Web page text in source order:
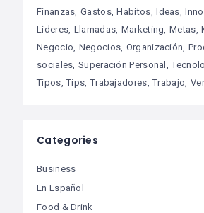
Finanzas Gastos Habitos Ideas
Lideres Llamadas Marketing Metas
Negocio Negocios Organización
sociales Superación Personal
Tipos Tips Trabajadores Trabajo
Categories
Business
En Español
Food & Drink